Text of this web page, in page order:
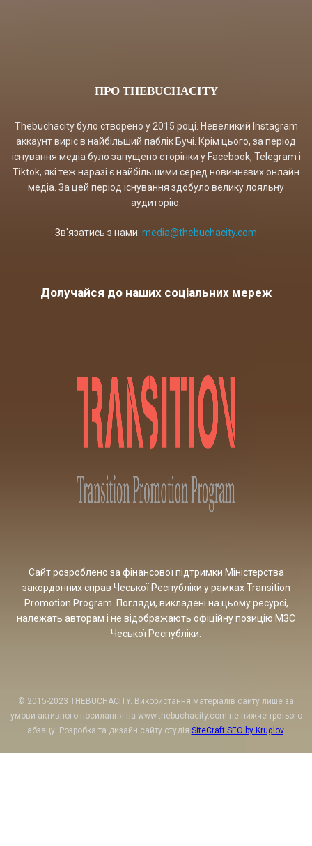
ПРО THEBUCHACITY
Thebuchacity було створено у 2015 році. Невеликий Instagram
аккаунт виріс в найбільший паблік Бучі. Крім цього, за період
існування медіа було запущено сторінки у Facebook, Telegram і
Tiktok, які теж наразі є найбільшими серед новиннєвих онлайн
медіа. За цей період існування здобуло велику лояльну
аудиторію.
Зв'язатись з нами: media@thebuchacity.com
Долучайся до наших соціальних мереж
Сайт розроблено за фінансової підтримки Міністерства
закордонних справ Чеської Республіки у рамках Transition
Promotion Program. Погляди, викладені на цьому ресурсі,
належать авторам і не відображають офіційну позицію МЗС
Чеської Республіки.
© 2015-2023 THEBUCHACITY. Використання матеріалів сайту лише за
умови активного посилання на www.thebuchacity.com не нижче третього
абзацу. Розробка та дизайн сайту студія SiteCraft SEO by Kruglov.